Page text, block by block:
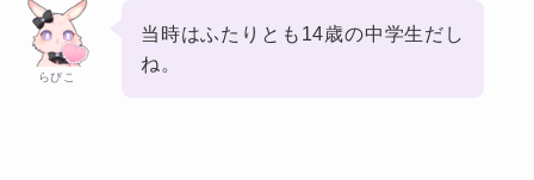
らびこ
当時はふたりとも14歳の中学生だし
ね。